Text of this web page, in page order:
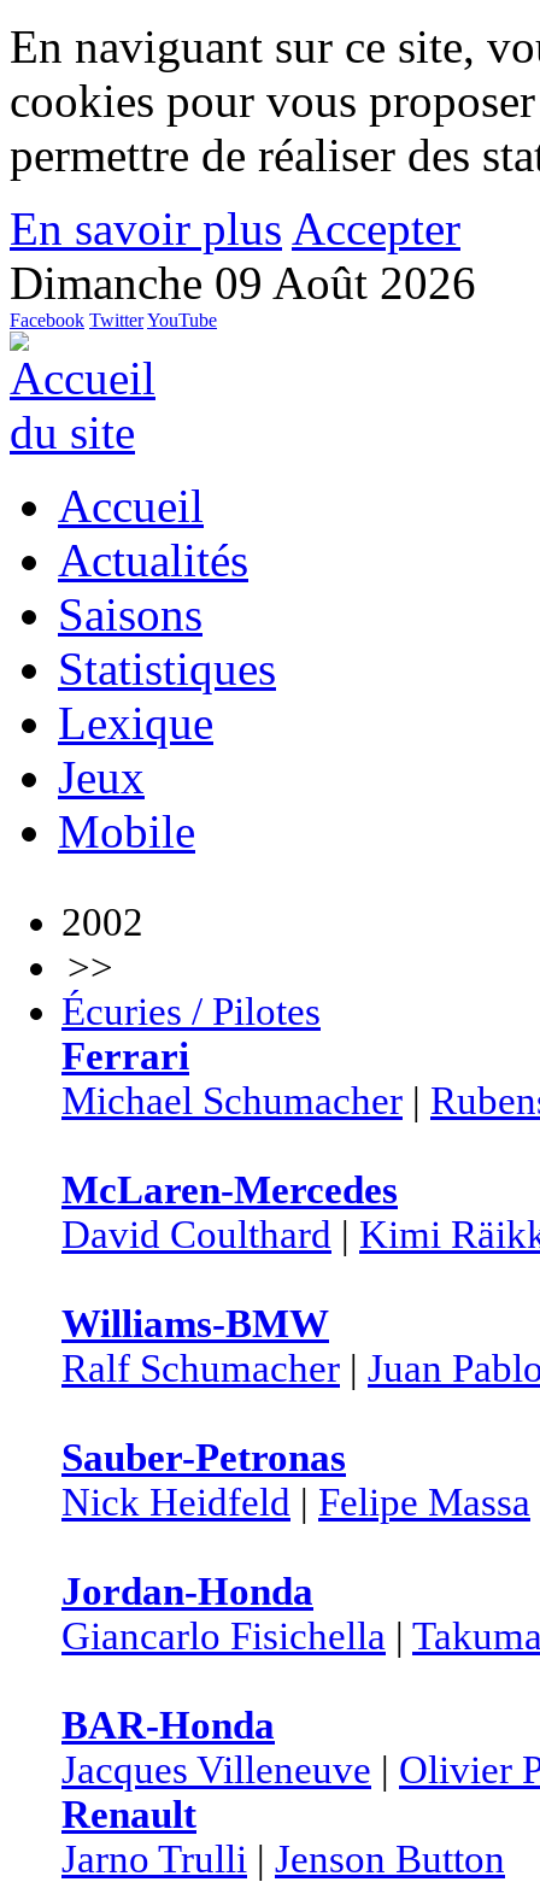
En naviguant sur ce site,
cookies pour vous
permettre de réaliser des
En savoir plus Accepter
Dimanche 09 Août 2026
Facebook TwitterYouTube
Accueil
Actualités
Saisons
Statistiques
Lexique
Jeux
Mobile
2002
>>
Écuries / Pilotes
Ferrari
Michael Schumacher |
McLaren-Mercedes
David Coulthard | Kimi
Williams-BMW
Ralf Schumacher | Juan
Sauber-Petronas
Nick Heidfeld | Felipe Massa
Jordan-Honda
Giancarlo Fisichella |
BAR-Honda
Jacques Villeneuve | Olivier
Renault
Jarno Trulli | Jenson Button